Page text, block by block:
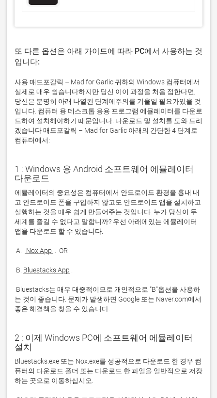
또 다른 옵션은 아래 가이드에 따라 PC에서 사용하는 것
입니다:
사용 매드포갈릭 – Mad for Garlic 귀하의 Windows 컴퓨터에서
실제로 매우 쉽습니다하지만 당신 이이 과정을 처음 접한다면,
당신은 분명히 아래 나열된 단계에주의를 기울일 필요가있을 것
입니다. 컴퓨터 용 데스크톱 응용 프로그램 에뮬레이터를 다운로
드하여 설치해야하기 때문입니다. 다운로드 및 설치를 도와 드리
겠습니다 매드포갈릭 – Mad for Garlic 아래의 간단한 4 단계로
컴퓨터에서:
1 : Windows 용 Android 소프트웨어 에뮬레이터
다운로드
에뮬레이터의 중요성은 컴퓨터에서 안드로이드 환경을 흉내 내
고 안드로이드 폰을 구입하지 않고도 안드로이드 앱을 설치하고
실행하는 것을 매우 쉽게 만들어주는 것입니다. 누가 당신이 두
세계를 즐길 수 없다고 말합니까? 우선 아래에있는 에뮬레이터
A. Nox App
B. Bluestacks App
는 것이 좋습니다. 문제가 발생하면 Google 또는 Naver.com에서
좋은 해결책을 찾을 수 있습니다.
2 : 이제 Windows PC에 소프트웨어 에뮬레이터
설치
Bluestacks.exe 또는 Nox.exe를 성공적으로 다운로드 한 경우 컴
퓨터의 다운로드 폴더 또는 다운로드 한 파일을 일반적으로 저장